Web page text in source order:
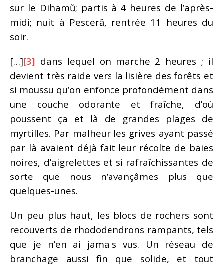
sur le Dihamŭ; partis à 4 heures de l’après-
midi; nuit à Pesceră, rentrée 11 heures du
soir.
[…][3] dans lequel on marche 2 heures ; il
devient très raide vers la lisière des forêts et
si moussu qu’on enfonce profondément dans
une couche odorante et fraîche, d’où
poussent ça et là de grandes plages de
myrtilles. Par malheur les grives ayant passé
par là avaient déjà fait leur récolte de baies
noires, d’aigrelettes et si rafraîchissantes de
sorte que nous n’avançâmes plus que
quelques-unes.
Un peu plus haut, les blocs de rochers sont
recouverts de rhododendrons rampants, tels
que je n’en ai jamais vus. Un réseau de
branchage aussi fin que solide, et tout